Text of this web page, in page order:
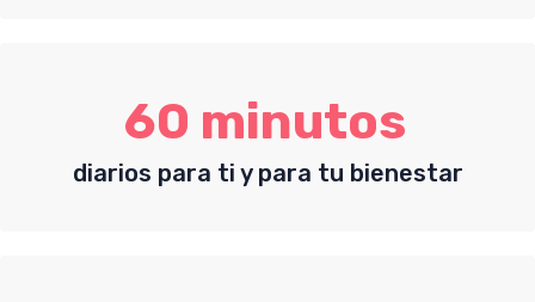
60 minutos
diarios para ti y para tu bienestar